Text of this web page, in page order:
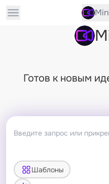
Готов к новым
Шаблоны